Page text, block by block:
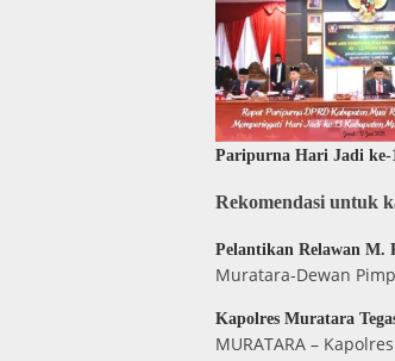
Paripurna Hari Jadi ke-
Rekomendasi untuk
Pelantikan Relawan M.
Muratara-Dewan
Kapolres Muratara
MURATARA –